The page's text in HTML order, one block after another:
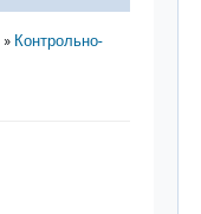
Контрольно-